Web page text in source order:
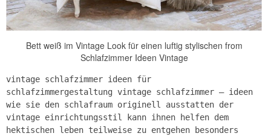
Bett weiß im Vintage Look für einen luftig stylischen from
Schlafzimmer Ideen Vintage
vintage schlafzimmer ideen für
schlafzimmergestaltung vintage schlafzimmer – ideen
wie sie den schlafraum originell ausstatten der
vintage einrichtungsstil kann ihnen helfen dem
hektischen leben teilweise zu entgehen besonders